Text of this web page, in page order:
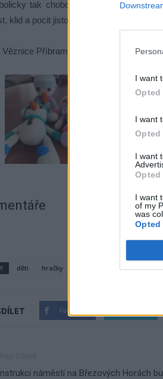
I want
Opted
I want
Opted
I want
Opted
I want
of my
was
Opted
tak chobotničky, které vznikly
klid a pocit jistoty tam, kde je to nejvíce
Věznice Příbram
děti hračky věznice
Facebook
náměstí na Březových Horách